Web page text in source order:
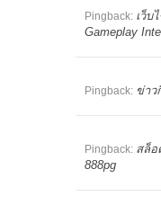
Pingback: เว็บ
Gameplay
Pingback: ข่าว
Pingback: สล็อ
888pg